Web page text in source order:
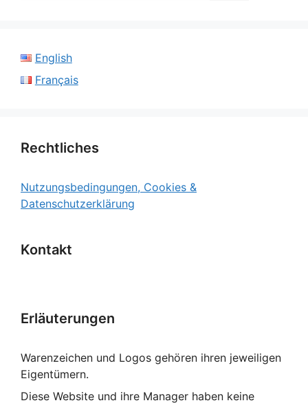
English
Français
Rechtliches
Nutzungsbedingungen, Cookies &
Datenschutzerklärung
Kontakt
Erläuterungen
Warenzeichen und Logos gehören ihren jeweiligen
Eigentümern.
Diese Website und ihre Manager haben keine